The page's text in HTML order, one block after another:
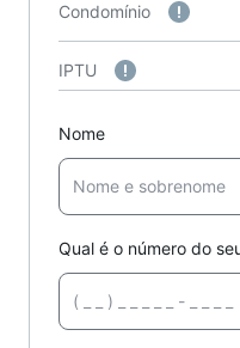
Condomínio
IPTU
Nome
Qual é o número do